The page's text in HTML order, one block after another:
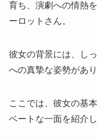
育ち、演劇への情熱
ーロットさん。
彼女の背景には、し
への真摯な姿勢があり
ここでは、彼女の基
ベートな一面を紹介し